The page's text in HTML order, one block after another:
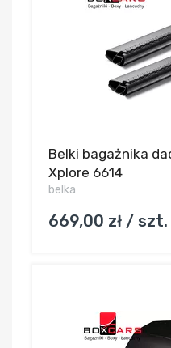
Belki bagażnika
Xplore 6614
belka
669,00 zł / szt.